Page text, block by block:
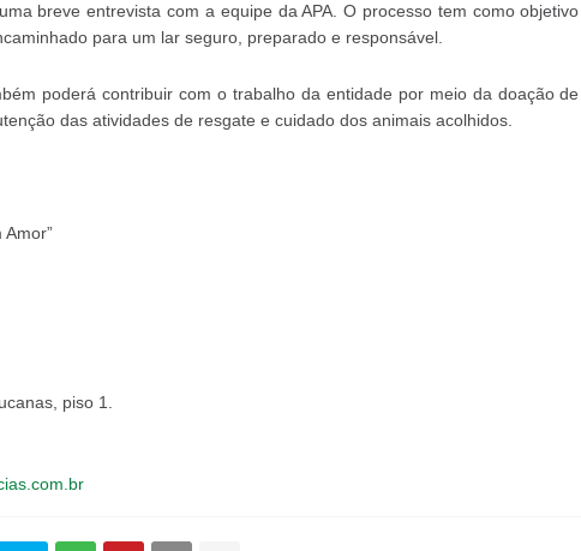
breve entrevista com a equipe da APA. O processo tem como objetivo
para um lar seguro, preparado e responsável.
poderá contribuir com o trabalho da entidade por meio da doação de
das atividades de resgate e cuidado dos animais acolhidos.
piso 1.